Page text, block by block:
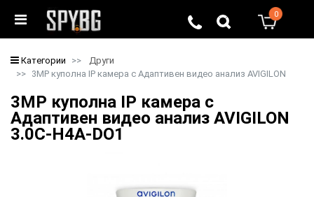
0
Категории
Други
3MP куполна IP камера с Адаптивен видео анализ AVIGILON
3MP куполна IP камера с
Адаптивен видео анализ AVIGILON
3.0C-H4A-DO1